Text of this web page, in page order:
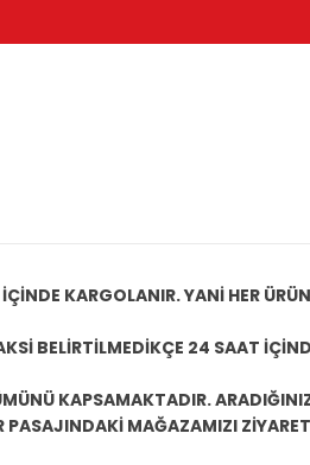
KARGOLANIR. YANİ HER
BELİRTİLMEDİKÇE 24 SAAT
KAPSAMAKTADIR.
PASAJINDAKİ MAĞAZAMIZI